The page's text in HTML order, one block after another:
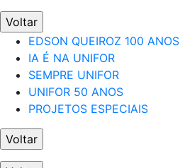
Voltar
EDSON QUEIROZ 100 ANOS
IA É NA UNIFOR
SEMPRE UNIFOR
UNIFOR 50 ANOS
PROJETOS ESPECIAIS
Voltar